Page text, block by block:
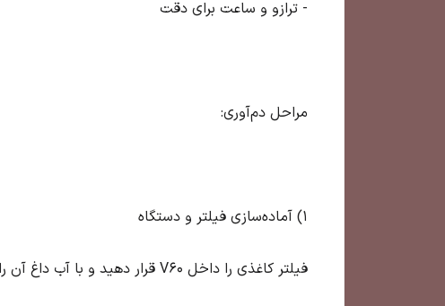
- ترازو و ساعت برای دقت
مراحل دم‌آوری:
1) آماده‌سازی فیلتر و دستگاه
فیلتر کاغذی را داخل V60 قرار دهید و با آب داغ آن را شست‌وشو دهید. این کار هم فیلتر را آماده می‌کند و هم طعم کاغذی احتمالی را از بین می‌برد.